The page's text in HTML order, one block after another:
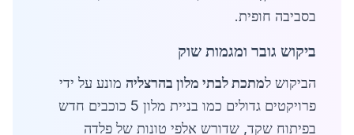
בסביבה חופית.
ביקוש גובר ומגמות שוק
הביקוש למתכת לבתי מלון בהרצליה מונע על ידי
פרויקטים גדולים כמו בניית מלון 5 כוכבים חדש
בפיתוח שקד, שדורש אלפי טונות של פלדה